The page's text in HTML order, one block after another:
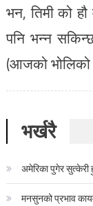
भन, तिमी को
पनि भन्न
(आजको भोलिको
भर्खरै
अमेरिका पुगेर सुत्केरी
मनसुनको प्रभाव